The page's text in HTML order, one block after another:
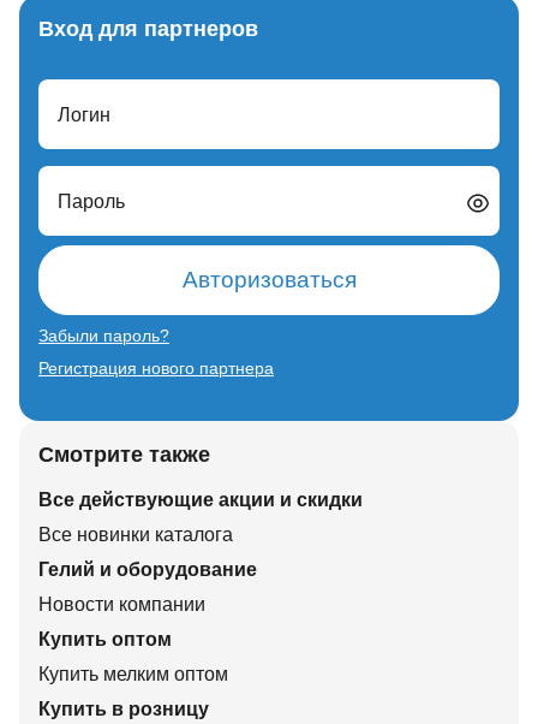
Вход для партнеров
Логин
Пароль
Авторизоваться
Забыли пароль?
Регистрация нового партнера
Смотрите также
Все действующие акции и скидки
Все новинки каталога
Гелий и оборудование
Новости компании
Купить оптом
Купить мелким оптом
Купить в розницу